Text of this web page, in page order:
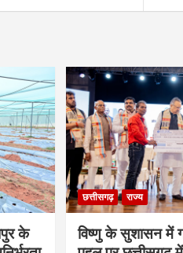
के
छत्तीसगढ़ राज्य
विष्णु के सुशासन में